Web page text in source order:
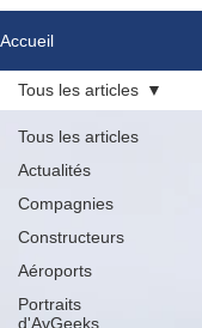
Accueil
Tous les articles
Actualités
Compagnies
Constructeurs
Aéroports
Portraits
d'AvGeeks
Tous les articles